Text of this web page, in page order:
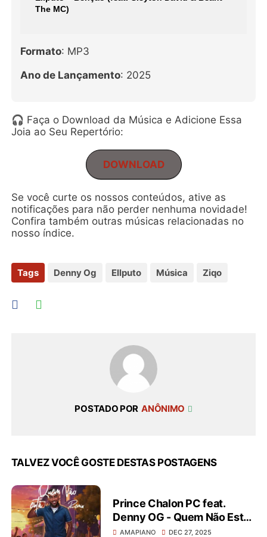
The MC)
Formato: MP3
Ano de Lançamento: 2025
🎧 Faça o Download da Música e Adicione Essa
Joia ao Seu Repertório:
DOWNLOAD
Se você curte os nossos conteúdos, ative as
notificações para não perder nenhuma novidade!
Confira também outras músicas relacionadas no
nosso índice.
Tags Denny Og Ellputo Música Ziqo
POSTADO POR ANÔNIMO
TALVEZ VOCÊ GOSTE DESTAS POSTAGENS
Prince Chalon PC feat.
Denny OG - Quem Não Está
(Amapiano Remix)
AMAPIANO DEC 27, 2025